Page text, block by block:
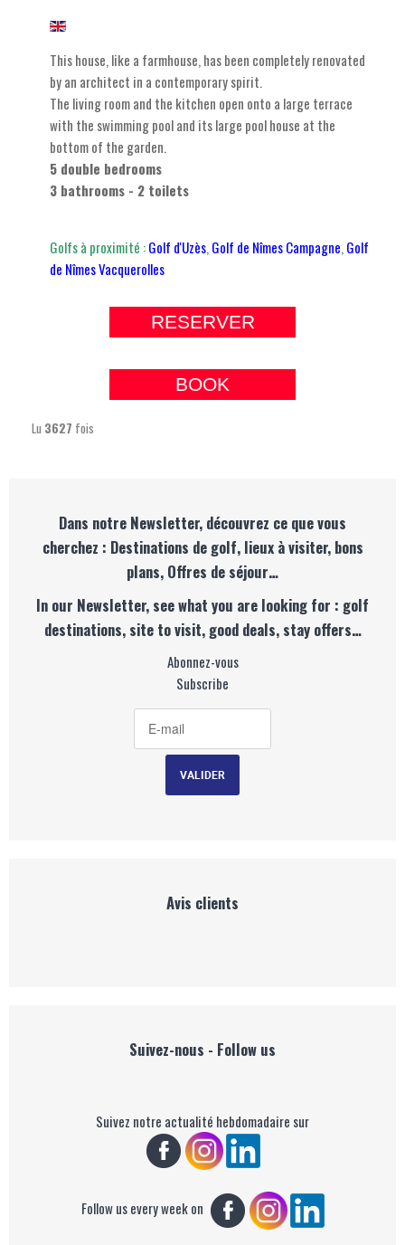
This house, like a farmhouse, has been completely renovated
by an architect in a contemporary spirit.
The living room and the kitchen open onto a large terrace
with the swimming pool and its large pool house at the
bottom of the garden.
5 double bedrooms
3 bathrooms - 2 toilets
Golfs à proximité :Golf d'Uzès,Golf de Nîmes Campagne,Golf
de Nîmes Vacquerolles
RESERVER
BOOK
Lu 3627 fois
Dans notre Newsletter, découvrez ce que vous
cherchez : Destinations de golf, lieux à visiter, bons
plans, Offres de séjour…
In our Newsletter, see what you are looking for : golf
destinations, site to visit, good deals, stay offers…
Abonnez-vous
Subscribe
Avis clients
Suivez-nous - Follow us
Suivez notre actualité hebdomadaire sur
Follow us every week on